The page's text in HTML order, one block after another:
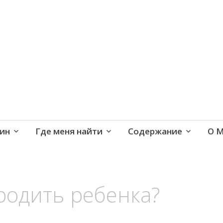
Где меня найти Содержание О
ребенка?